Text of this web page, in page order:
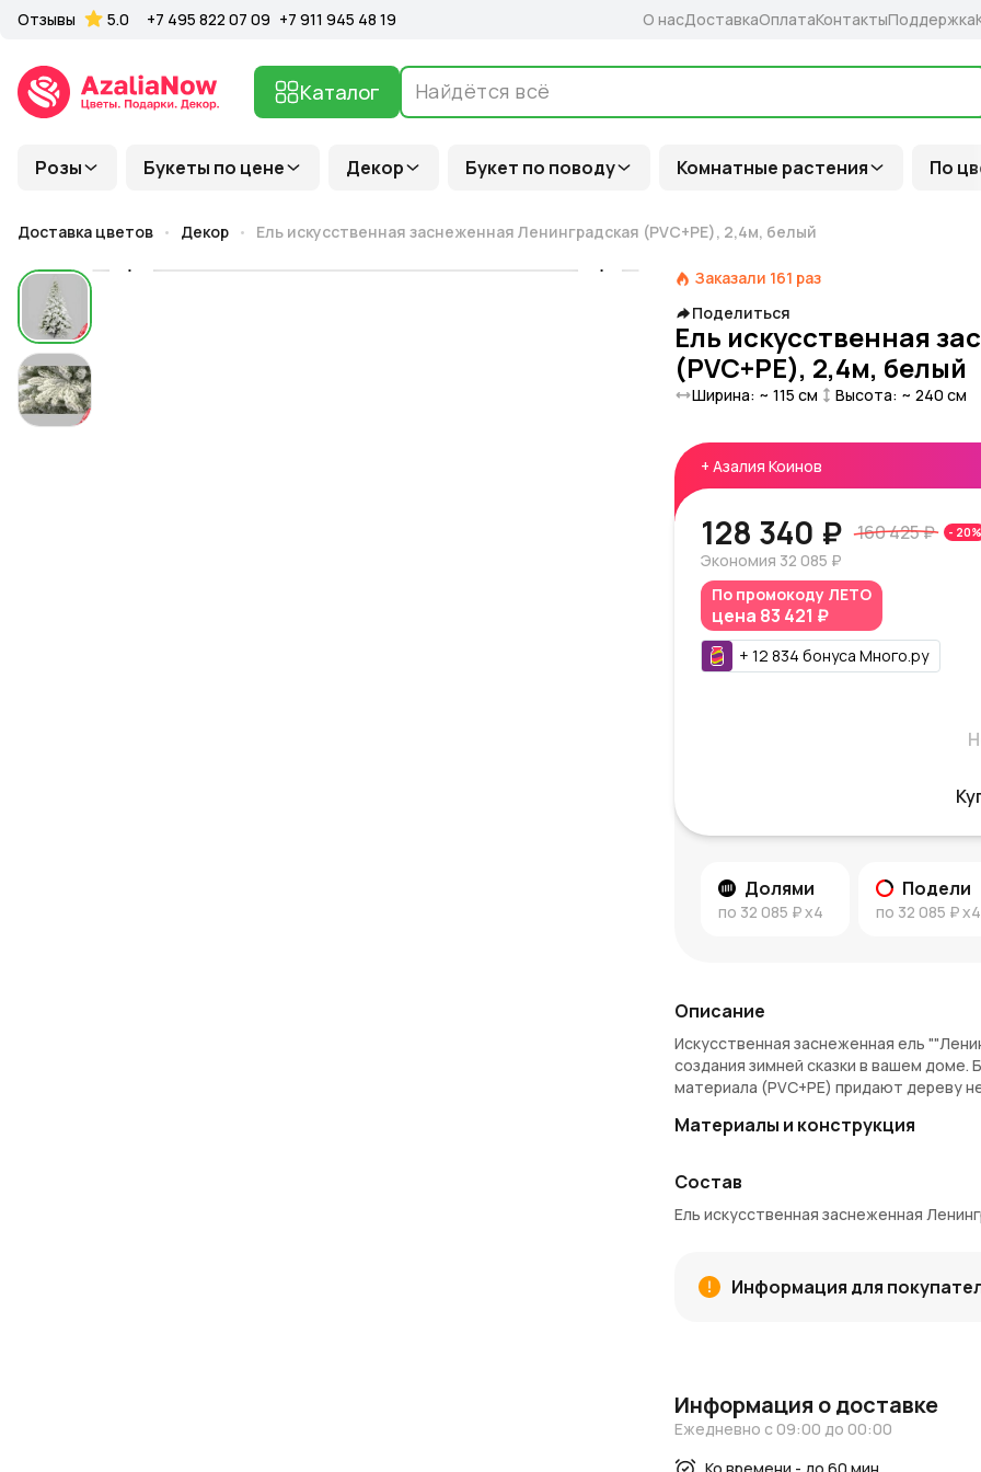
Розы Букеты по цене Декор Букет по поводу Комнатные растения По
Каталог
Отзывы 5.0 +7 495 822 07 09 +7 911 945 48 19 О насДоставкаОплатаКонтактыПоддержка
Доставка цветов Декор Ель искусственная заснеженная Ленинградская (PVC+PE), 2,4м, белый
Заказали 161 раз
Поделиться
Ель искусственная
(PVC+PE), 2,4м, белый
Ширина: ~ 115 см Высота: ~ 240 см
+ Азалия Коинов
128 340 ₽ 160 425 ₽ - 20%
Экономия 32 085 ₽
По промокоду ЛЕТО
цена 83 421 ₽
+ 12 834 бонуса Много.ру
Долями
по 32 085 ₽x4
Подели
по 32 085 ₽x4
Описание
Искусственная заснеженная ель
создания зимней сказки в вашем доме.
материала (PVC+PE) придают дереву
Материалы и конструкция
объёма.
Мягкий,
зимнего утра.
Преимущества
Рекомендации по украшению
Гирлянды:Используйте холодный
Состав
Ель искусственная заснеженная
Информация для
Информация о доставке
Ежедневно с 09:00 до 00:00